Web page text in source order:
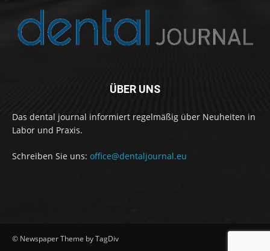
ÜBER UNS
Das dental journal informiert regelmäßig über Neuheiten in
Labor und Praxis.
Schreiben Sie uns: office@dentaljournal.eu
© Newspaper Theme by TagDiv